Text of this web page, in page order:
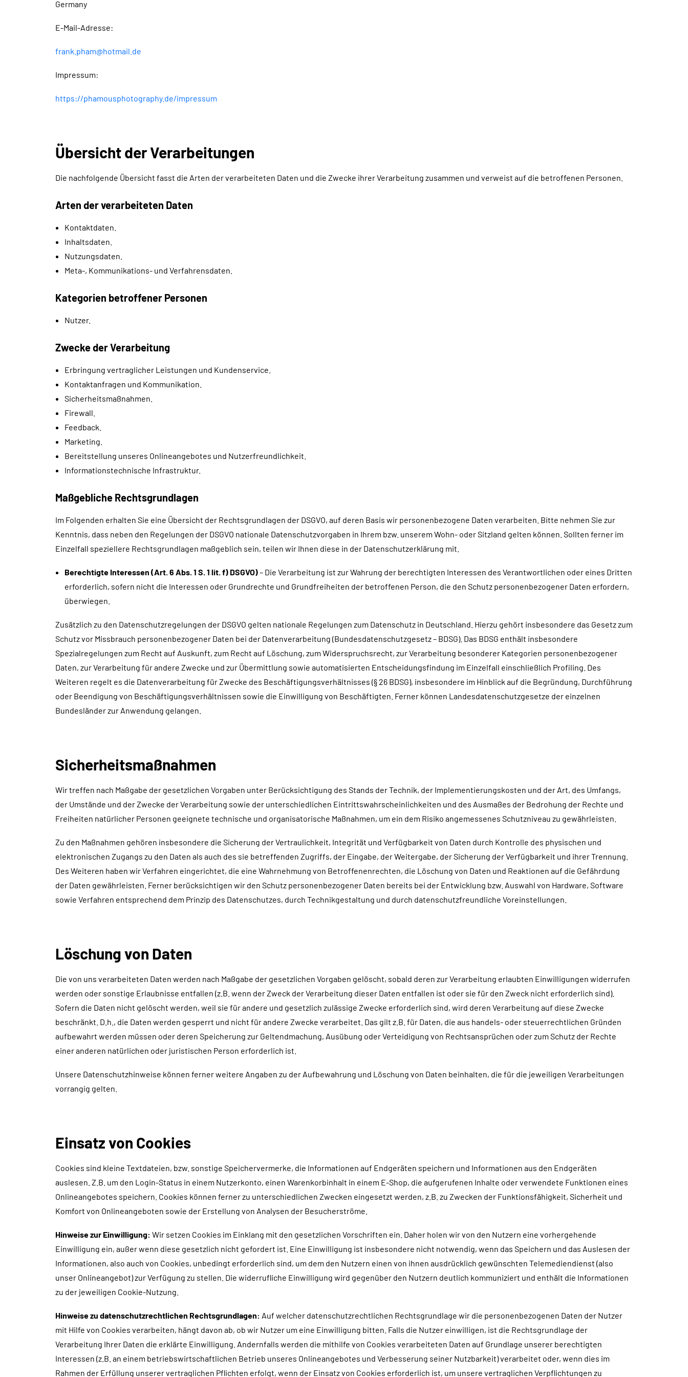
Germany
E-Mail-Adresse:
frank.pham@hotmail.de
Impressum:
https://phamousphotography.de/impressum
Übersicht der Verarbeitungen
Die nachfolgende Übersicht fasst die Arten der verarbeiteten Daten und die Zwecke ihrer Verarbeitung zusammen und verweist auf die betroffenen Personen.
Arten der verarbeiteten Daten
Kontaktdaten.
Inhaltsdaten.
Nutzungsdaten.
Meta-, Kommunikations- und Verfahrensdaten.
Kategorien betroffener Personen
Nutzer.
Zwecke der Verarbeitung
Erbringung vertraglicher Leistungen und Kundenservice.
Kontaktanfragen und Kommunikation.
Sicherheitsmaßnahmen.
Firewall.
Feedback.
Marketing.
Bereitstellung unseres Onlineangebotes und Nutzerfreundlichkeit.
Informationstechnische Infrastruktur.
Maßgebliche Rechtsgrundlagen
Im Folgenden erhalten Sie eine Übersicht der Rechtsgrundlagen der DSGVO, auf deren Basis wir personenbezogene Daten verarbeiten. Bitte nehmen Sie zur
Kenntnis, dass neben den Regelungen der DSGVO nationale Datenschutzvorgaben in Ihrem bzw. unserem Wohn- oder Sitzland gelten können. Sollten ferner im
Einzelfall speziellere Rechtsgrundlagen maßgeblich sein, teilen wir Ihnen diese in der Datenschutzerklärung mit.
Berechtigte Interessen (Art. 6 Abs. 1 S. 1 lit. f) DSGVO)– Die Verarbeitung ist zur Wahrung der berechtigten Interessen des Verantwortlichen oder eines Dritten
erforderlich, sofern nicht die Interessen oder Grundrechte und Grundfreiheiten der betroffenen Person, die den Schutz personenbezogener Daten erfordern,
überwiegen.
Zusätzlich zu den Datenschutzregelungen der DSGVO gelten nationale Regelungen zum Datenschutz in Deutschland. Hierzu gehört insbesondere das Gesetz zum
Schutz vor Missbrauch personenbezogener Daten bei der Datenverarbeitung (Bundesdatenschutzgesetz – BDSG). Das BDSG enthält insbesondere
Spezialregelungen zum Recht auf Auskunft, zum Recht auf Löschung, zum Widerspruchsrecht, zur Verarbeitung besonderer Kategorien personenbezogener
Daten, zur Verarbeitung für andere Zwecke und zur Übermittlung sowie automatisierten Entscheidungsfindung im Einzelfall einschließlich Profiling. Des
Weiteren regelt es die Datenverarbeitung für Zwecke des Beschäftigungsverhältnisses (§ 26 BDSG), insbesondere im Hinblick auf die Begründung, Durchführung
oder Beendigung von Beschäftigungsverhältnissen sowie die Einwilligung von Beschäftigten. Ferner können Landesdatenschutzgesetze der einzelnen
Bundesländer zur Anwendung gelangen.
Sicherheitsmaßnahmen
Wir treffen nach Maßgabe der gesetzlichen Vorgaben unter Berücksichtigung des Stands der Technik, der Implementierungskosten und der Art, des Umfangs,
der Umstände und der Zwecke der Verarbeitung sowie der unterschiedlichen Eintrittswahrscheinlichkeiten und des Ausmaßes der Bedrohung der Rechte und
Freiheiten natürlicher Personen geeignete technische und organisatorische Maßnahmen, um ein dem Risiko angemessenes Schutzniveau zu gewährleisten.
Zu den Maßnahmen gehören insbesondere die Sicherung der Vertraulichkeit, Integrität und Verfügbarkeit von Daten durch Kontrolle des physischen und
elektronischen Zugangs zu den Daten als auch des sie betreffenden Zugriffs, der Eingabe, der Weitergabe, der Sicherung der Verfügbarkeit und ihrer Trennung.
Des Weiteren haben wir Verfahren eingerichtet, die eine Wahrnehmung von Betroffenenrechten, die Löschung von Daten und Reaktionen auf die Gefährdung
der Daten gewährleisten. Ferner berücksichtigen wir den Schutz personenbezogener Daten bereits bei der Entwicklung bzw. Auswahl von Hardware, Software
sowie Verfahren entsprechend dem Prinzip des Datenschutzes, durch Technikgestaltung und durch datenschutzfreundliche Voreinstellungen.
Löschung von Daten
Die von uns verarbeiteten Daten werden nach Maßgabe der gesetzlichen Vorgaben gelöscht, sobald deren zur Verarbeitung erlaubten Einwilligungen widerrufen
werden oder sonstige Erlaubnisse entfallen (z.B. wenn der Zweck der Verarbeitung dieser Daten entfallen ist oder sie für den Zweck nicht erforderlich sind).
Sofern die Daten nicht gelöscht werden, weil sie für andere und gesetzlich zulässige Zwecke erforderlich sind, wird deren Verarbeitung auf diese Zwecke
beschränkt. D.h., die Daten werden gesperrt und nicht für andere Zwecke verarbeitet. Das gilt z.B. für Daten, die aus handels- oder steuerrechtlichen Gründen
aufbewahrt werden müssen oder deren Speicherung zur Geltendmachung, Ausübung oder Verteidigung von Rechtsansprüchen oder zum Schutz der Rechte
einer anderen natürlichen oder juristischen Person erforderlich ist.
Unsere Datenschutzhinweise können ferner weitere Angaben zu der Aufbewahrung und Löschung von Daten beinhalten, die für die jeweiligen Verarbeitungen
vorrangig gelten.
Einsatz von Cookies
Cookies sind kleine Textdateien, bzw. sonstige Speichervermerke, die Informationen auf Endgeräten speichern und Informationen aus den Endgeräten
auslesen. Z.B. um den Login-Status in einem Nutzerkonto, einen Warenkorbinhalt in einem E-Shop, die aufgerufenen Inhalte oder verwendete Funktionen eines
Onlineangebotes speichern. Cookies können ferner zu unterschiedlichen Zwecken eingesetzt werden, z.B. zu Zwecken der Funktionsfähigkeit, Sicherheit und
Komfort von Onlineangeboten sowie der Erstellung von Analysen der Besucherströme.
Hinweise zur Einwilligung: Wir setzen Cookies im Einklang mit den gesetzlichen Vorschriften ein. Daher holen wir von den Nutzern eine vorhergehende
Einwilligung ein, außer wenn diese gesetzlich nicht gefordert ist. Eine Einwilligung ist insbesondere nicht notwendig, wenn das Speichern und das Auslesen der
Informationen, also auch von Cookies, unbedingt erforderlich sind, um dem den Nutzern einen von ihnen ausdrücklich gewünschten Telemediendienst (also
unser Onlineangebot) zur Verfügung zu stellen. Die widerrufliche Einwilligung wird gegenüber den Nutzern deutlich kommuniziert und enthält die Informationen
zu der jeweiligen Cookie-Nutzung.
Hinweise zu datenschutzrechtlichen Rechtsgrundlagen: Auf welcher datenschutzrechtlichen Rechtsgrundlage wir die personenbezogenen Daten der Nutzer
mit Hilfe von Cookies verarbeiten, hängt davon ab, ob wir Nutzer um eine Einwilligung bitten. Falls die Nutzer einwilligen, ist die Rechtsgrundlage der
Verarbeitung Ihrer Daten die erklärte Einwilligung. Andernfalls werden die mithilfe von Cookies verarbeiteten Daten auf Grundlage unserer berechtigten
Interessen (z.B. an einem betriebswirtschaftlichen Betrieb unseres Onlineangebotes und Verbesserung seiner Nutzbarkeit) verarbeitet oder, wenn dies im
Rahmen der Erfüllung unserer vertraglichen Pflichten erfolgt, wenn der Einsatz von Cookies erforderlich ist, um unsere vertraglichen Verpflichtungen zu